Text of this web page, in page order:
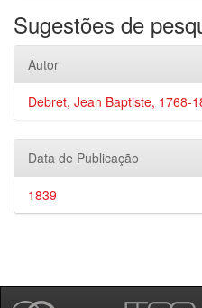
Sugestões de
Autor
Debret, Jean Baptiste, 1768-
Data de Publicação
1839